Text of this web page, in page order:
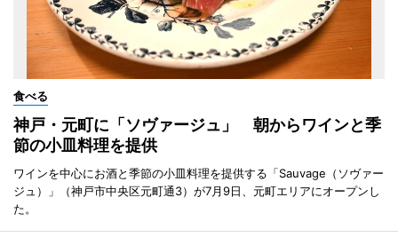
食べる
神戸・元町に「ソヴァージュ」 朝からワインと季
節の小皿料理を提供
ワインを中心にお酒と季節の小皿料理を提供する「Sauvage（ソヴァー
ジュ）」（神戸市中央区元町通3）が7月9日、元町エリアにオープンし
た。